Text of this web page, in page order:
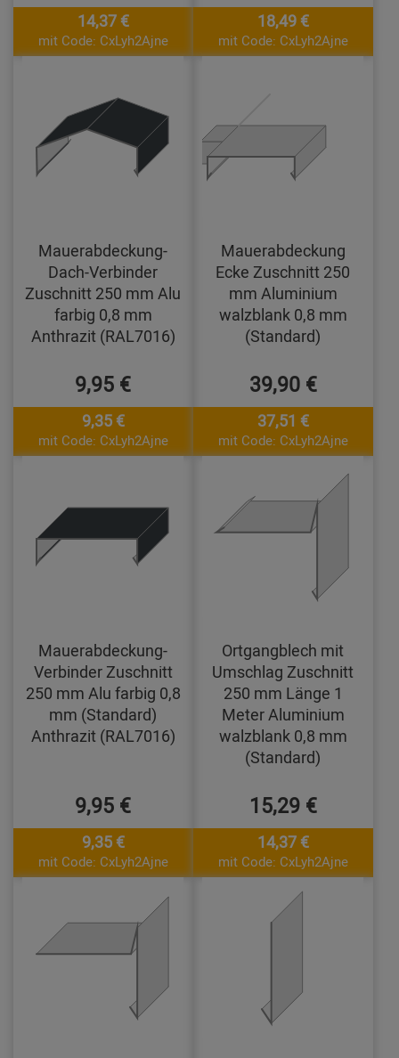
14,37 €
mit Code: CxLyh2Ajne
18,49 €
mit Code: CxLyh2Ajne
Mauerabdeckung-
Dach-Verbinder
Zuschnitt 250 mm Alu
farbig 0,8 mm
Anthrazit (RAL7016)
9,95 €
9,35 €
mit Code: CxLyh2Ajne
Mauerabdeckung
Ecke Zuschnitt 250
mm Aluminium
walzblank 0,8 mm
(Standard)
39,90 €
37,51 €
mit Code: CxLyh2Ajne
Mauerabdeckung-
Verbinder Zuschnitt
250 mm Alu farbig 0,8
mm (Standard)
Anthrazit (RAL7016)
9,95 €
9,35 €
mit Code: CxLyh2Ajne
Ortgangblech mit
Umschlag Zuschnitt
250 mm Länge 1
Meter Aluminium
walzblank 0,8 mm
(Standard)
15,29 €
14,37 €
mit Code: CxLyh2Ajne